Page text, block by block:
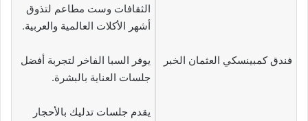
فندق كمبينسكي العثمان الخبر
الثقافات وست مطاعم لتذوق
أشهر الأكلات العالمية والعربية.
يوفر السبا الفاخر لتجربة أفضل
جلسات العناية بالبشرة.
يقدم جلسات تدليك بالأحجار